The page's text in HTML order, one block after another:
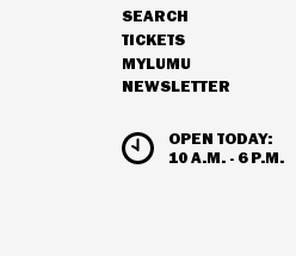
NAVIGATION
SEARCH
TICKETS
MYLUMU
NEWSLETTER
OPEN TODAY:
10 A.M. - 6 P.M.
HOURS & ADMISSION